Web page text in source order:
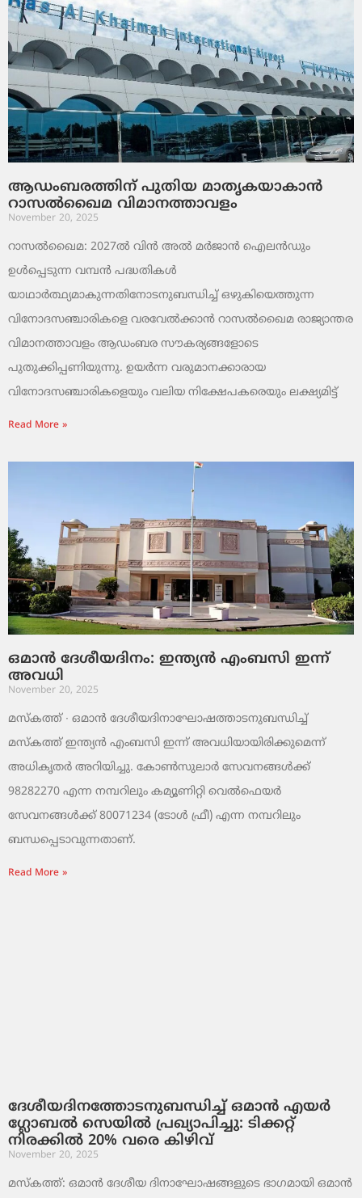
ആഡംബരത്തിന് പുതിയ മാതൃകയാകാൻ
റാസൽഖൈമ വിമാനത്താവളം
November 20, 2025
റാസൽഖൈമ: 2027ൽ വിൻ അൽ മർജാൻ ഐലൻഡും
ഉൾപ്പെടുന്ന വമ്പൻ പദ്ധതികൾ
യാഥാർത്ഥ്യമാകുന്നതിനോടനുബന്ധിച്ച് ഒഴുകിയെത്തുന്ന
വിനോദസഞ്ചാരികളെ വരവേൽക്കാൻ റാസൽഖൈമ രാജ്യാന്തര
വിമാനത്താവളം ആഡംബര സൗകര്യങ്ങളോടെ
പുതുക്കിപ്പണിയുന്നു. ഉയർന്ന വരുമാനക്കാരായ
വിനോദസഞ്ചാരികളെയും വലിയ നിക്ഷേപകരെയും ലക്ഷ്യമിട്ട്
Read More »
ഒമാൻ ദേശീയദിനം: ഇന്ത്യൻ എംബസി ഇന്ന്
അവധി
November 20, 2025
മസ്‌കത്ത് ∙ ഒമാൻ ദേശീയദിനാഘോഷത്താടനുബന്ധിച്ച്
മസ്‌കത്ത് ഇന്ത്യൻ എംബസി ഇന്ന് അവധിയായിരിക്കുമെന്ന്
അധികൃതർ അറിയിച്ചു. കോൺസുലാർ സേവനങ്ങൾക്ക്
98282270 എന്ന നമ്പറിലും കമ്യൂണിറ്റി വെൽഫെയർ
സേവനങ്ങൾക്ക് 80071234 (ടോൾ ഫ്രീ) എന്ന നമ്പറിലും
ബന്ധപ്പെടാവുന്നതാണ്.
Read More »
ദേശീയദിനത്തോടനുബന്ധിച്ച് ഒമാൻ എയർ
ഗ്ലോബൽ സെയിൽ പ്രഖ്യാപിച്ചു: ടിക്കറ്റ്
നിരക്കിൽ 20% വരെ കിഴിവ്
November 20, 2025
മസ്‌കത്ത്: ഒമാൻ ദേശീയ ദിനാഘോഷങ്ങളുടെ ഭാഗമായി ഒമാൻ